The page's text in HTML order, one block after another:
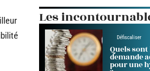
Les
Défiscaliser
Quels
demande
pour une